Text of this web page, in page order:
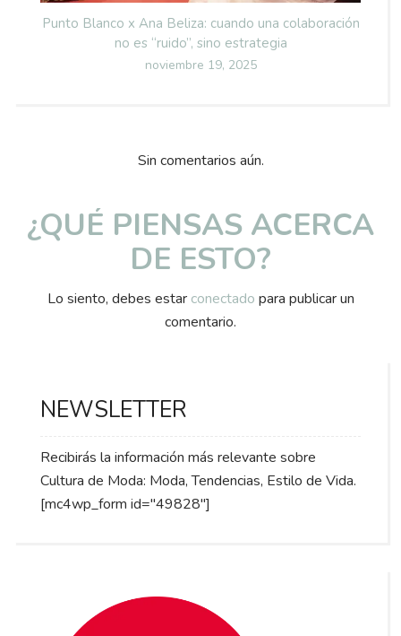
Punto Blanco x Ana Beliza: cuando una colaboración
no es “ruido”, sino estrategia
Posted
noviembre 19, 2025
Sin comentarios aún.
¿QUÉ PIENSAS ACERCA
DE ESTO?
Lo siento, debes estar conectado para publicar un
comentario.
NEWSLETTER
Recibirás la información más relevante sobre
Cultura de Moda: Moda, Tendencias, Estilo de Vida.
[mc4wp_form id="49828"]